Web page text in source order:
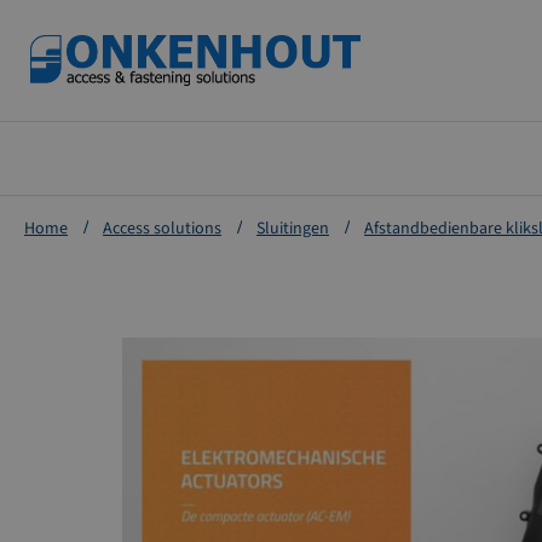
Home Access solutions Sluitingen Afstandbedienbare
Ga
afbeeldingen-